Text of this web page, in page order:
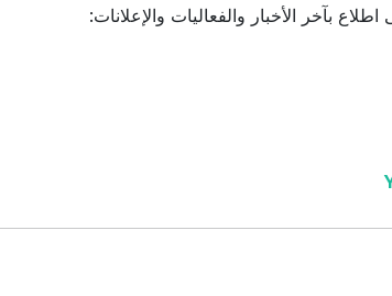
بآخر الأخبار والفعاليات والإعلانات: